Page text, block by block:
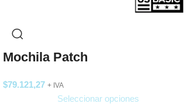
Mochila Patch
$79.121,27 + IVA
Seleccionar opciones